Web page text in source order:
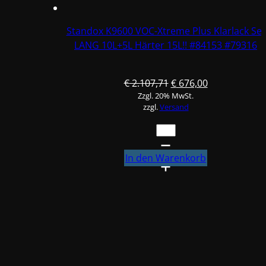
Standox K9600 VOC-Xtreme Plus Klarlack Set
LANG 10L+5L Härter 15L!! #84153 #79316
€2.107,71 Ursprünglicher
Preis
war:
€ 2.107,71
€676,00Aktueller
Zzgl. 20% MwSt.
zzgl.Versand
Standox
K9600
VOC-
Xtreme
In den Warenkorb